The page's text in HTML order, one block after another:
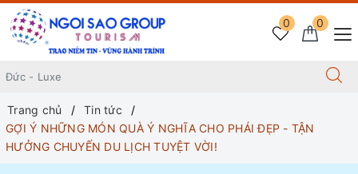
0
0
Trang chủ
Tin tức
GỢI Ý NHỮNG MÓN QUÀ Ý NGHĨA CHO PHÁI ĐẸP - TẬN
HƯỞNG CHUYẾN DU LỊCH TUYỆT VỜI!